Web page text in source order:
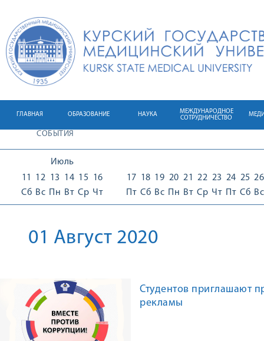
ГЛАВНАЯ ОБРАЗОВАНИЕ НАУКА
МЕЖДУНАРОДНОЕ
СОТРУДНИЧЕСТВО
СОБЫТИЯ
Июль
11
Сб
12
Вс
13
Пн
14
Вт
15
Ср
16
Чт
17
Пт
18
Сб
19
Вс
20
Пн
21
Вт
22
Ср
23
Чт
24
Пт
25
Сб
26
Вс
01 Август 2020
Студентов приглашают
рекламы